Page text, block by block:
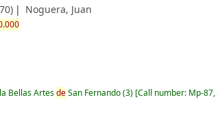
Noguera, Juan
la Bellas ArtesdeSan Fernando(3) Call number: Mp-87,